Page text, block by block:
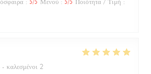
καλεσμένοι 2